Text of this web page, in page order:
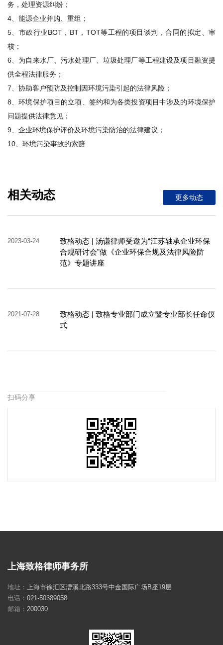
务，处理资源纠纷；
4、能源企业并购、重组；
5、市政行业BOT，BT，TOT等工程的项目谈判，合同的拟定、审
核；
6、为自来水厂、污水处理厂、垃圾处理厂等工程建设及项目融资提
供全程法律服务；
7、协助客户预防及控制因环境污染引起的法律风险；
8、环境保护项目的立项、签约和为各类投资项目中涉及的环境保护
问题提供法律意见；
9、企业环境保护评价及环境污染防治的法律建议；
10、环境污染事故的索赔
相关动态 更多动态
2023-03-24
致格动态 | 汤谦律师受邀为“江苏轴承企业环保
合规研讨会”做《企业环保合规及法律风险防
范》专题讲座
2021-07-28
致格动态 | 致格专业部门成立暨专业部长任命仪
式
扫码分享
上海致格律师事务所
地址： 上海市徐汇区漕溪北路333号中金国际广场B座19层
电话： 021-50389058
邮箱： 200030